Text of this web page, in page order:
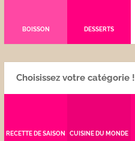
BOISSON DESSERTS
Choisissez votre catégorie !
RECETTE DE SAISON CUISINE DU MONDE